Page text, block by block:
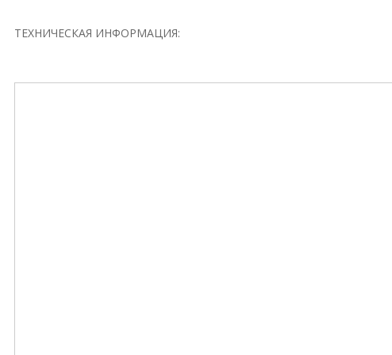
ТЕХНИЧЕСКАЯ ИНФОРМАЦИЯ: